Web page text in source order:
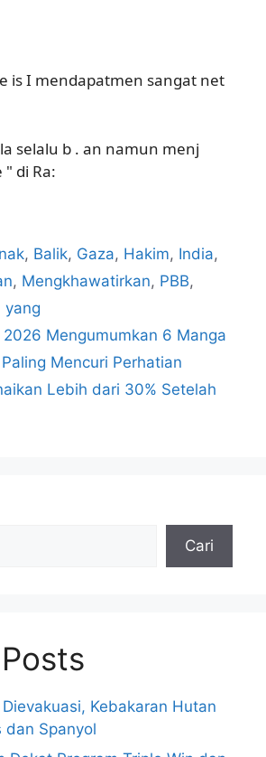
is I mendapatmen sangat net
selalu b . an namun menj
" di Ra:
, Balik, Gaza, Hakim, India,
, Mengkhawatirkan, PBB,
yang
2026 Mengumumkan 6 Manga
Mencuri Perhatian
Lebih dari 30% Setelah
Cari
Kebakaran Hutan
dan Spanyol